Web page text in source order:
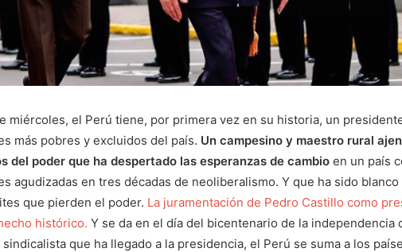
miércoles, el Perú tiene, por primera vez en su historia, un
más pobres y excluidos del país. Un campesino y maestro rural
del poder que ha despertado las esperanzas de cambio en un país
agudizadas en tres décadas de neoliberalismo. Y que ha sido
que pierden el poder. La juramentación de Pedro Castillo como
histórico. Y se da en el día del bicentenario de la independencia
que ha llegado a la presidencia, el Perú se suma a los